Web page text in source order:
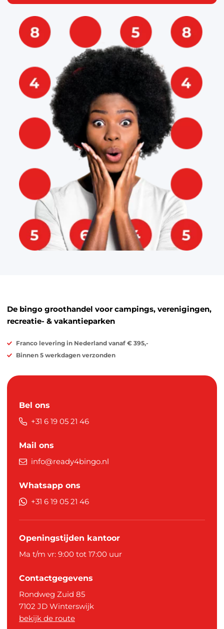
De bingo groothandel voor campings, verenigingen,
recreatie- & vakantieparken
Franco levering in Nederland vanaf € 395,-
Binnen 5 werkdagen verzonden
Bel ons
+31 6 19 05 21 46
Mail ons
info@ready4bingo.nl
Whatsapp ons
+31 6 19 05 21 46
Openingstijden kantoor
Ma t/m vr: 9:00 tot 17:00 uur
Contactgegevens
Rondweg Zuid 85
7102 JD Winterswijk
bekijk de route